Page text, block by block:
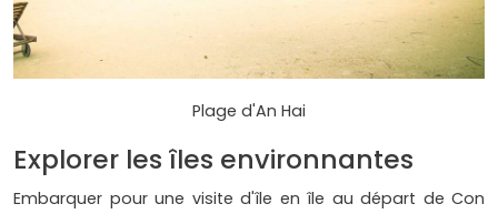
Plage d'An Hai
Explorer les îles environnantes
Embarquer pour une visite d'île en île au départ de Con